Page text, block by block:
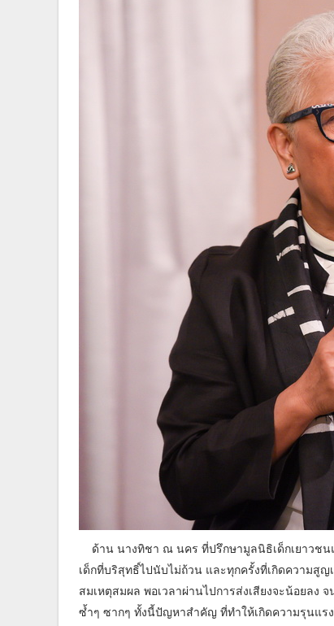
ด้าน นางทิชา ณ นคร ที่ปรึกษามูลนิธิเด็กเยาวช
เด็กที่บริสุทธิ์ไปนับไม่ถ้วน และทุกครั้งที่เกิดความสูญ
สมเหตุสมผล พอเวลาผ่านไปการส่งเสียงจะน้อยลง
ซ้ำๆ ซากๆ ทั้งนี้ปัญหาสำคัญ ที่ทำให้เกิดความรุนแร